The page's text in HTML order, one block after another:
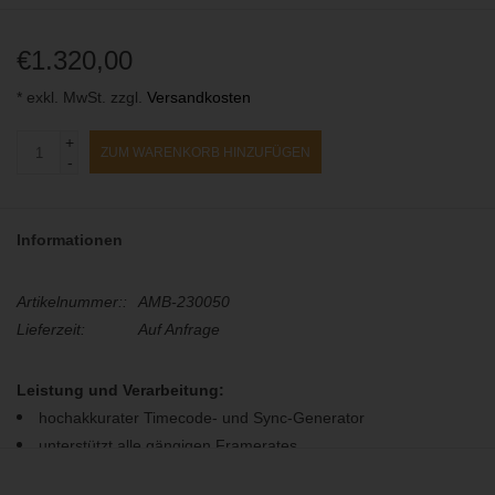
€1.320,00
* exkl. MwSt. zzgl. Versandkosten
+
-
ZUM WARENKORB HINZUFÜGEN
Informationen
Artikelnummer:: AMB-230050
Lieferzeit:
Auf Anfrage
Leistung und Verarbeitung:
hochakkurater Timecode- und Sync-Generator
unterstützt alle gängigen Framerates